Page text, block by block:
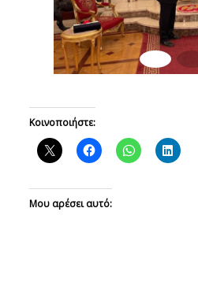
Κοινοποιήστε:
Μου αρέσει αυτό: